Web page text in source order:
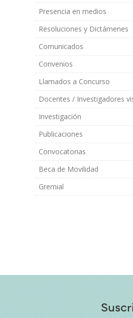
Presencia en medios
Resoluciones y Dictámenes
Comunicados
Convenios
Llamados a Concurso
Docentes / Investigadores
Investigación
Publicaciones
Convocatorias
Beca de Movilidad
Gremial